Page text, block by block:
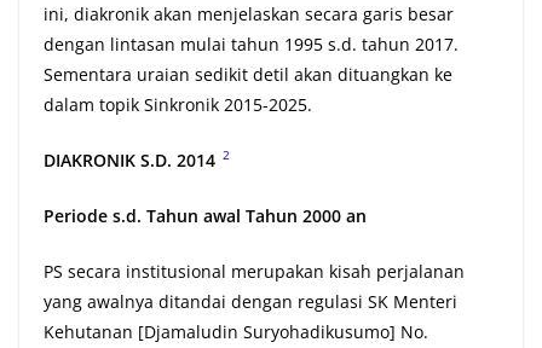
ini, diakronik akan menjelaskan secara garis besar
dengan lintasan mulai tahun 1995 s.d. tahun 2017.
Sementara uraian sedikit detil akan dituangkan ke
dalam topik Sinkronik 2015-2025.
DIAKRONIK S.D. 2014 2
Periode s.d. Tahun awal Tahun 2000 an
PS secara institusional merupakan kisah perjalanan
yang awalnya ditandai dengan regulasi SK Menteri
Kehutanan [Djamaludin Suryohadikusumo] No.